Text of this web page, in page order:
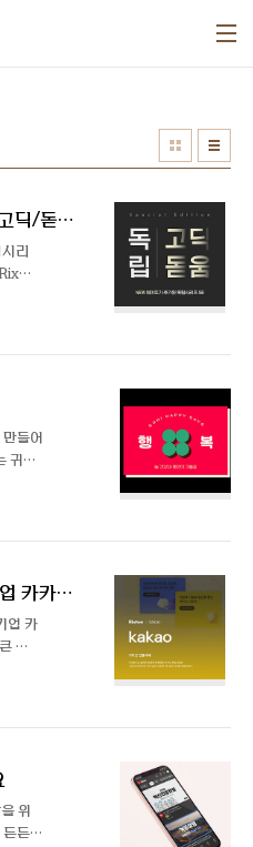
시대의 힘을 담은 서체, 독립고딕/돋움SE
리
독
립
조와
이드
지
세
박지
? 독
들어
귀여
서
면서
기업전용서체 | 글로벌 IT 기업 카카오 작은 글씨, 큰 글씨
업 카
글
작한
비스
있는
에
위
든한